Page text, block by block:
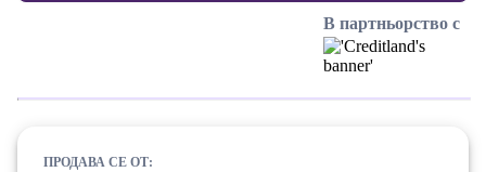
В партньорство с
ПРОДАВА СЕ ОТ: